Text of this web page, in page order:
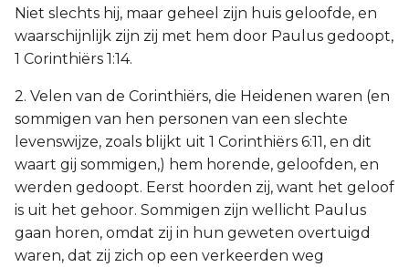
Niet slechts hij, maar geheel zijn huis geloofde, en
waarschijnlijk zijn zij met hem door Paulus gedoopt,
1 Corinthiërs 1:14.
2. Velen van de Corinthiërs, die Heidenen waren (en
sommigen van hen personen van een slechte
levenswijze, zoals blijkt uit 1 Corinthiërs 6:11, en dit
waart gij sommigen,) hem horende, geloofden, en
werden gedoopt. Eerst hoorden zij, want het geloof
is uit het gehoor. Sommigen zijn wellicht Paulus
gaan horen, omdat zij in hun geweten overtuigd
waren, dat zij zich op een verkeerden weg